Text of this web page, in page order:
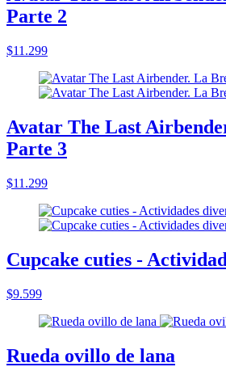
Parte 2
$11.299
Avatar The Last
Parte 3
$11.299
Cupcake cuties -
$9.599
Rueda ovillo de lana